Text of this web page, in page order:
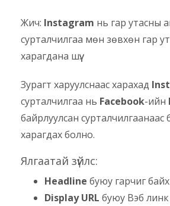
Жич: Instagram нь гар утасны
сурталчилгаа мөн зөвхөн гар
харагдана шүү.
Зурагт харуулснаас харахад
сурталчилгаа нь Facebook-ийн
байрлуулсан сурталчилгаанаас
харагдах болно.
Ялгаатай зүйлс:
Headline буюу гарчиг
Display URL буюу Вэб линк